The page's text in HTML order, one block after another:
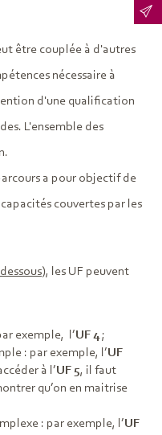
être couplée à d'autres
nécessaire à
d'une qualification
L'ensemble des
a pour objectif de
couvertes par les
), les UF peuvent
exemple, l’UF 4;
: par exemple, l’UF
à l’UF 5, il faut
qu’on en maitrise
: par exemple, l’UF